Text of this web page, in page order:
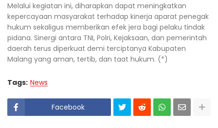
Melalui kegiatan ini, diharapkan dapat meningkatkan
kepercayaan masyarakat terhadap kinerja aparat penegak
hukum sekaligus memberikan efek jera bagi pelaku tindak
pidana. Sinergi antara TNI, Polri, Kejaksaan, dan pemerintah
daerah terus diperkuat demi terciptanya Kabupaten
Malang yang aman, tertib, dan taat hukum. (*)
Tags: News
Facebook